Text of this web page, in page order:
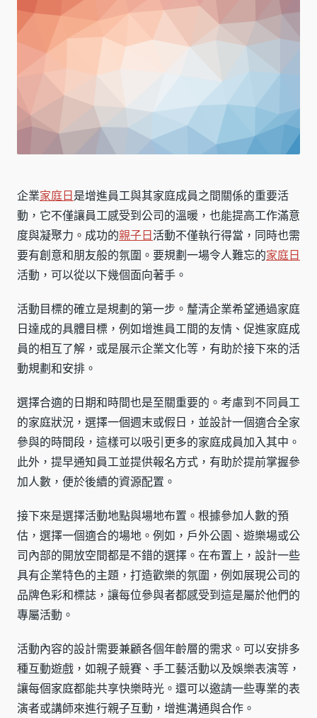
企業家庭日是增進員工與其家庭成員之間關係的重要活
動，它不僅讓員工感受到公司的溫暖，也能提高工作滿意
度與凝聚力。成功的親子日活動不僅執行得當，同時也需
要有創意和朋友般的氛圍。要規劃一場令人難忘的家庭日
活動，可以從以下幾個面向著手。
活動目標的確立是規劃的第一步。釐清企業希望通過家庭
日達成的具體目標，例如增進員工間的友情、促進家庭成
員的相互了解，或是展示企業文化等，有助於接下來的活
動規劃和安排。
選擇合適的日期和時間也是至關重要的。考慮到不同員工
的家庭狀況，選擇一個週末或假日，並設計一個適合全家
參與的時間段，這樣可以吸引更多的家庭成員加入其中。
此外，提早通知員工並提供報名方式，有助於提前掌握參
加人數，便於後續的資源配置。
接下來是選擇活動地點與場地布置。根據參加人數的預
估，選擇一個適合的場地。例如，戶外公園、遊樂場或公
司內部的開放空間都是不錯的選擇。在布置上，設計一些
具有企業特色的主題，打造歡樂的氛圍，例如展現公司的
品牌色彩和標誌，讓每位參與者都感受到這是屬於他們的
專屬活動。
活動內容的設計需要兼顧各個年齡層的需求。可以安排多
種互動遊戲，如親子競賽、手工藝活動以及娛樂表演等，
讓每個家庭都能共享快樂時光。還可以邀請一些專業的表
演者或講師來進行親子互動，增進溝通與合作。